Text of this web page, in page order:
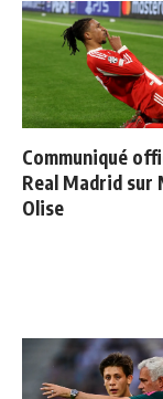
Communiqué
Real Madrid sur
Olise